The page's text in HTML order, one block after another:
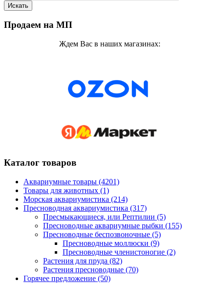
Продаем на МП
Ждем Вас в наших магазинах:
Каталог товаров
Аквариумные товары (4201)
Товары для животных (1)
Морская аквариумистика (214)
Пресноводная аквариумистика (317)
Пресмыкающиеся, или Рептилии (5)
Пресноводные аквариумные рыбки (155)
Пресноводные беспозвоночные (5)
Пресноводные моллюски (9)
Пресноводные членистоногие (2)
Растения для пруда (82)
Растения пресноводные (70)
Горячее предложение (50)